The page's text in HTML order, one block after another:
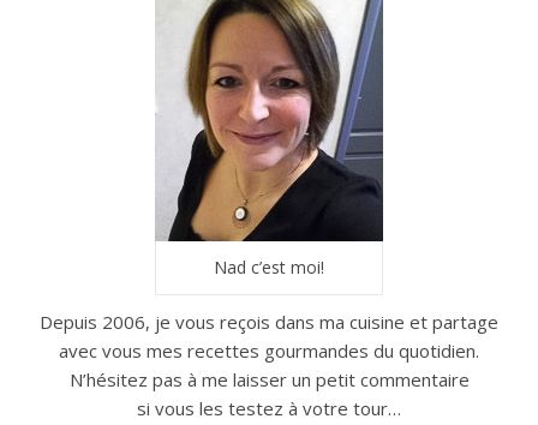
Nad c’est moi!
Depuis 2006, je vous reçois dans ma cuisine et partage
avec vous mes recettes gourmandes du quotidien.
N’hésitez pas à me laisser un petit commentaire
si vous les testez à votre tour…